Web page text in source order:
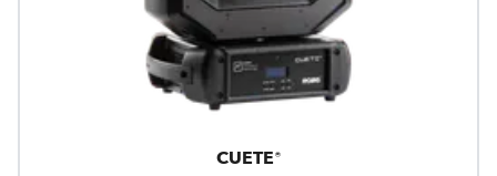
CUETE®